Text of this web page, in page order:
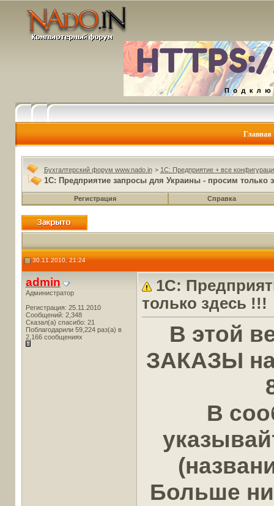
Главная
Бухгалтерский форум www.nado.in > 1C: Предприятие + все
1С: Предприятие запросы для Украины - просим только
Регистрация Справка
30.11.2010, 21:24
admin
Администратор
Регистрация: 25.11.2010
Сообщений: 2,348
Сказал(а) спасибо: 21
Поблагодарили 59,224 раз(а) в
2,166 сообщениях
1С:
только здесь !!!
В этой
ЗАКАЗЫ на
В
Больше